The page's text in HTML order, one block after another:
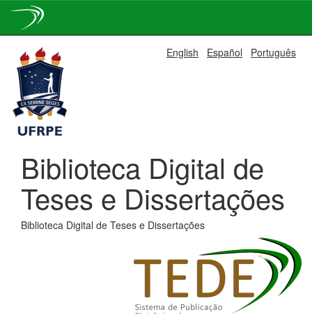
navigation
English Español Português
Biblioteca Digital de
Teses e Dissertações
Biblioteca Digital de Teses e Dissertações